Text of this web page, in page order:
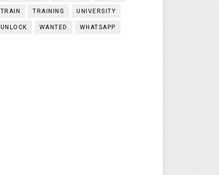
TRAIN TRAINING UNIVERSITY
UNLOCK WANTED WHATSAPP